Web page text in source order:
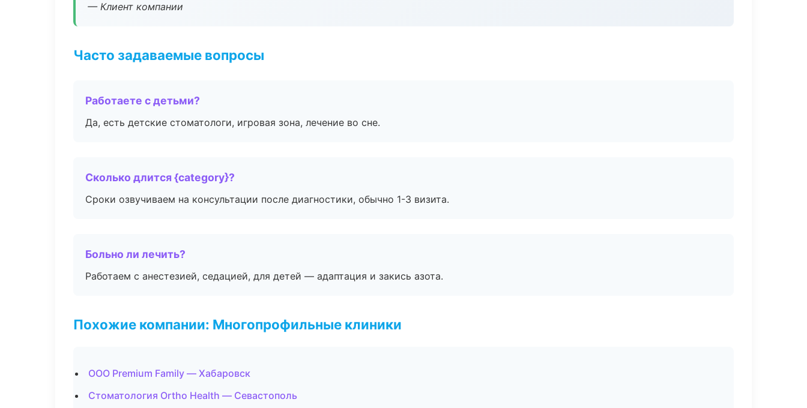
— Клиент компании
Часто задаваемые вопросы
Работаете с детьми?
Да, есть детские стоматологи, игровая зона, лечение во сне.
Сколько длится {category}?
Сроки озвучиваем на консультации после диагностики, обычно 1-3 визита.
Больно ли лечить?
Работаем с анестезией, седацией, для детей — адаптация и закись азота.
Похожие компании: Многопрофильные клиники
ООО Premium Family — Хабаровск
Стоматология Ortho Health — Севастополь